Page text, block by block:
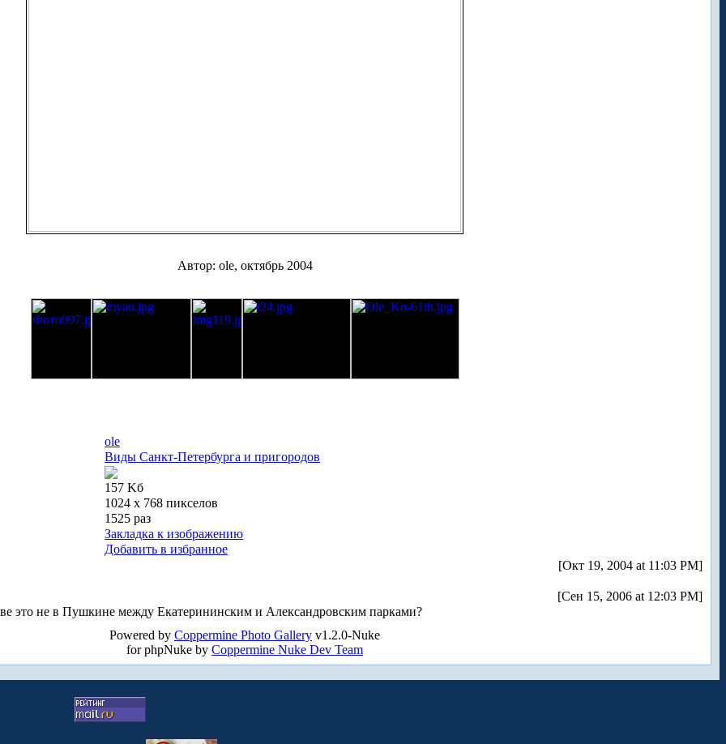
Автор: ole, октябрь 2004
ole
Виды Санкт-Петербурга и пригородов
157 Kб
1024 x 768 пикселов
1525 раз
Закладка к изображению
Добавить в избранное
[Окт 19, 2004 at 11:03 PM]
[Сен 15, 2006 at 12:03 PM]
это не в Пушкине между Екатерининским и Александровским парками?
Powered by Coppermine Photo Gallery v1.2.0-Nuke
for phpNuke by Coppermine Nuke Dev Team